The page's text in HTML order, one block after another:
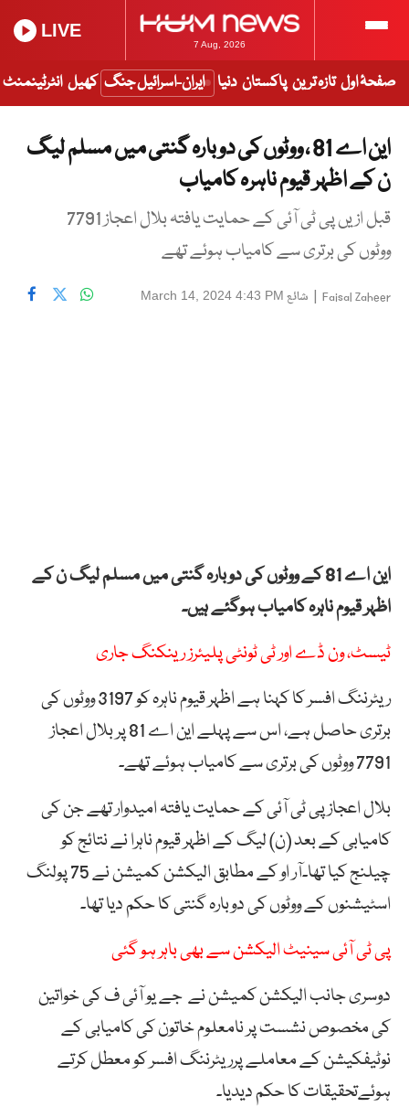
7 Aug, 2026
LIVE
صفحۂ اول تازہ ترین پاکستان دنیا ایران-اسرائیل جنگ کھیل انٹرٹینمنٹ
این اے 81 ، ووٹوں کی دوبارہ گنتی میں مسلم لیگ
ن کے اظہر قیوم ناہرہ کامیاب
قبل ازیں پی ٹی آئی کے حمایت یافتہ بلال اعجاز 7791
ووٹوں کی برتری سے کامیاب ہوئے تھے
Faisal Zaheer
| شائع March 14, 2024 4:43 PM
این اے 81 کے ووٹوں کی دوبارہ گنتی میں مسلم لیگ ن کے
اظہر قیوم ناہرہ کامیاب ہوگئے ہیں۔
ٹیسٹ، ون ڈے اور ٹی ٹونٹی پلیئرز رینکنگ جاری
ریٹرننگ افسر کا کہنا ہے اظہر قیوم ناہرہ کو 3197 ووٹوں کی
برتری حاصل ہے، اس سے پہلے این اے 81 پر بلال اعجاز
7791 ووٹوں کی برتری سے کامیاب ہوئے تھے۔
بلال اعجاز پی ٹی آئی کے حمایت یافتہ امیدوار تھے جن کی
کامیابی کے بعد (ن) لیگ کے اظہر قیوم ناہرا نے نتائج کو
چیلنج کیا تھا۔آر او کے مطابق الیکشن کمیشن نے 75 پولنگ
اسٹیشنوں کے ووٹوں کی دوبارہ گنتی کا حکم دیا تھا۔
پی ٹی آئی سینیٹ الیکشن سے بھی باہر ہو گئی
دوسری جانب الیکشن کمیشن نے جے یو آئی ف کی خواتین
کی مخصوص نشست پر نامعلوم خاتون کی کامیابی کے
نوٹیفکیشن کے معاملے پرریٹرننگ افسر کو معطل کرتے
ہوئےتحقیقات کا حکم دیدیا۔